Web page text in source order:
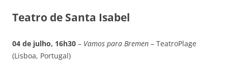
Teatro de Santa Isabel
04 de julho, 16h30 – Vamos para Bremen – TeatroPlage
(Lisboa, Portugal)